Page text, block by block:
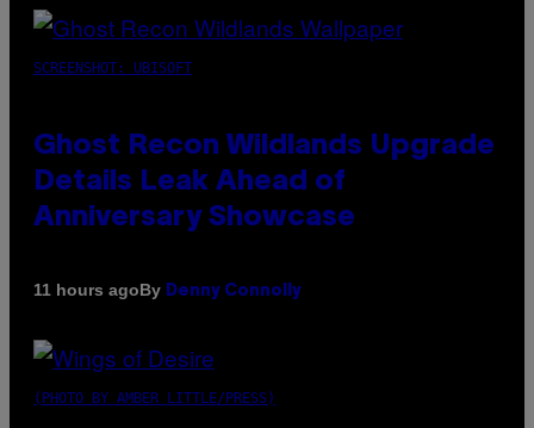
SCREENSHOT: UBISOFT
Ghost Recon Wildlands Upgrade
Details Leak Ahead of
Anniversary Showcase
11 hours agoBy Denny Connolly
(PHOTO BY AMBER LITTLE/PRESS)